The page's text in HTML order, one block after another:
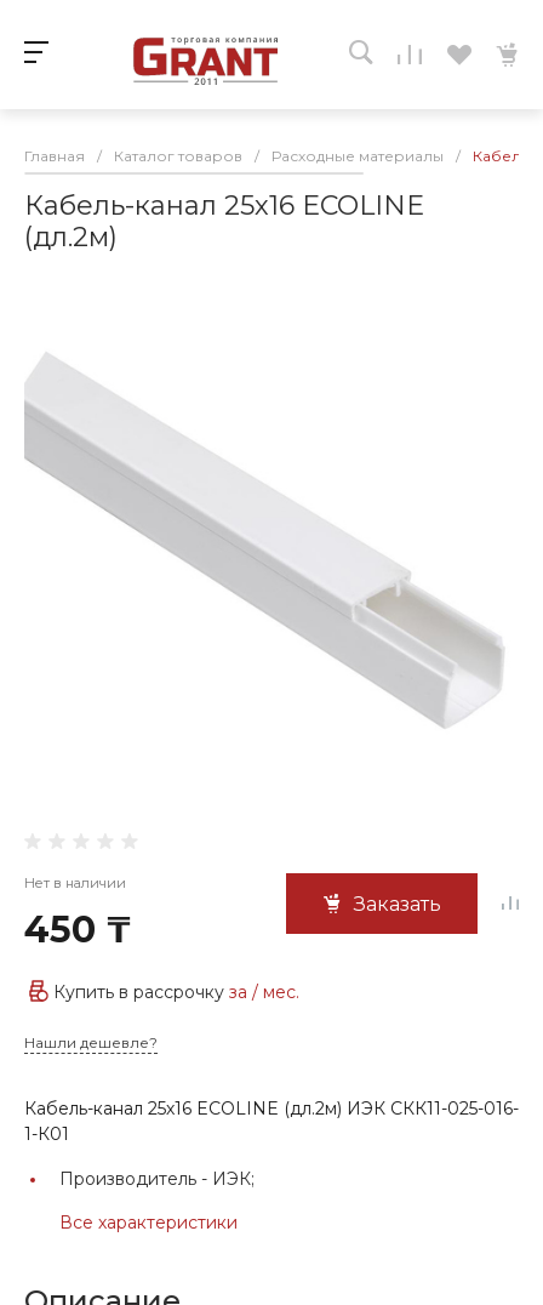
Главная / Каталог товаров / Расходные материалы / Кабель-
Кабель-канал 25х16 ECOLINE
(дл.2м)
Нет в наличии
450 ₸
Заказать
Купить в рассрочку за / мес.
Нашли дешевле?
Кабель-канал 25х16 ECOLINE (дл.2м) ИЭК СКК11-025-016-
1-К01
Производитель - ИЭК;
Все характеристики